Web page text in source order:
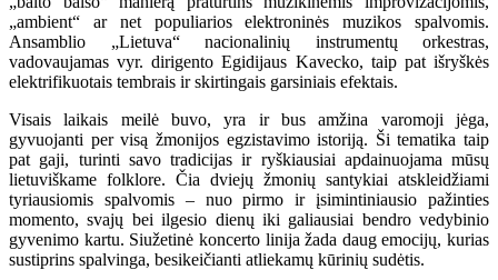
„ambient“ ar net populiarios elektroninės muzikos spalvomis.
Ansamblio „Lietuva“ nacionalinių instrumentų orkestras,
vadovaujamas vyr. dirigento Egidijaus Kavecko, taip pat išryškės
elektrifikuotais tembrais ir skirtingais garsiniais efektais.
Visais laikais meilė buvo, yra ir bus amžina varomoji jėga,
gyvuojanti per visą žmonijos egzistavimo istoriją. Ši tematika taip
pat gaji, turinti savo tradicijas ir ryškiausiai apdainuojama mūsų
lietuviškame folklore. Čia dviejų žmonių santykiai atskleidžiami
tyriausiomis spalvomis – nuo pirmo ir įsimintiniausio pažinties
momento, svajų bei ilgesio dienų iki galiausiai bendro vedybinio
gyvenimo kartu. Siužetinė koncerto linija žada daug emocijų, kurias
sustiprins spalvinga, besikeičianti atliekamų kūrinių sudėtis.